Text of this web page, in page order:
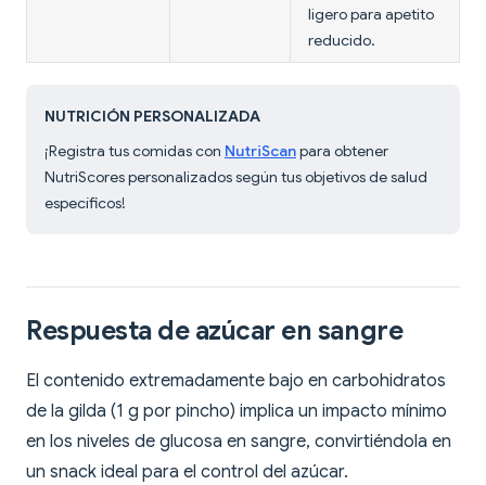
ligero para apetito
reducido.
NUTRICIÓN PERSONALIZADA
¡Registra tus comidas con NutriScanpara obtener
NutriScores personalizados según tus objetivos de salud
específicos!
Respuesta de azúcar en sangre
El contenido extremadamente bajo en carbohidratos
de la gilda (1 g por pincho) implica un impacto mínimo
en los niveles de glucosa en sangre, convirtiéndola en
un snack ideal para el control del azúcar.